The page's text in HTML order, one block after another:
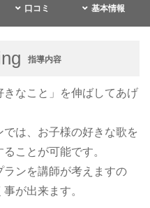
口コミ 基本情報
指導内容
なこと」を伸ばしてあげ
は、お子様の好きな歌を
ことが可能です。
ンを講師が考えますの
が出来ます。